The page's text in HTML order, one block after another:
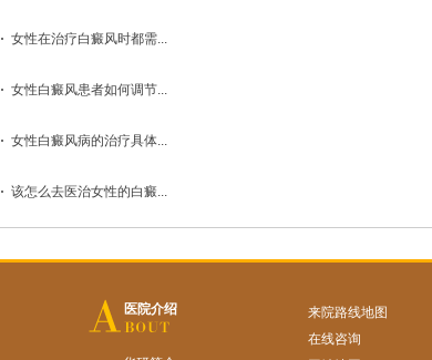
女性在治疗白癜风时都需...
女性白癜风患者如何调节...
女性白癜风病的治疗具体...
该怎么去医治女性的白癜...
医院介绍
来院路线地图
在线咨询